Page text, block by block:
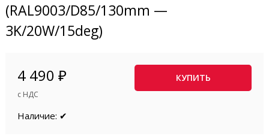
(RAL9003/D85/130mm —
3K/20W/15deg)
4 490 ₽
с НДС
КУПИТЬ
Наличие: ✔